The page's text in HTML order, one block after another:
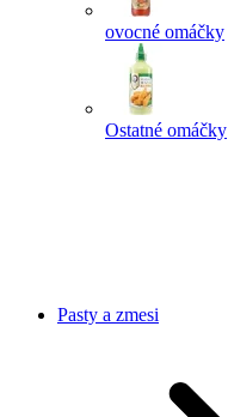
ovocné omáčky
Ostatné omáčky
Pasty a zmesi